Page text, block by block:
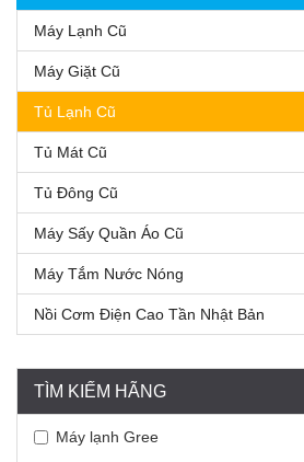
Máy Lạnh Cũ
Máy Giặt Cũ
Tủ Lạnh Cũ
Tủ Mát Cũ
Tủ Đông Cũ
Máy Sấy Quần Áo Cũ
Máy Tắm Nước Nóng
Nồi Cơm Điện Cao Tần Nhật Bản
TÌM KIẾM HÃNG
Máy lạnh Gree